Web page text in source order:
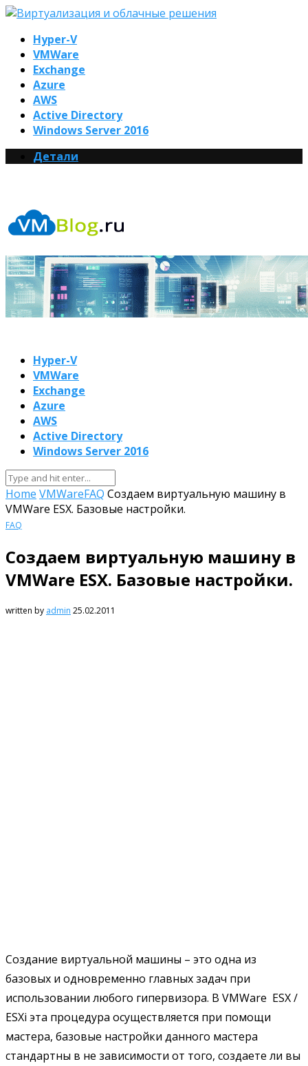
Hyper-V
VMWare
Exchange
Azure
AWS
Active Directory
Windows Server 2016
Детали
Hyper-V
VMWare
Exchange
Azure
AWS
Active Directory
Windows Server 2016
Home VMWareFAQ Создаем виртуальную машину в
VMWare ESX. Базовые настройки.
FAQ
Создаем виртуальную машину в
VMWare ESX. Базовые настройки.
written by admin 25.02.2011
Создание виртуальной машины – это одна из
базовых и одновременно главных задач при
использовании любого гипервизора. В VMWare ESX /
ESXi эта процедура осуществляется при помощи
мастера, базовые настройки данного мастера
стандартны в не зависимости от того, создаете ли вы